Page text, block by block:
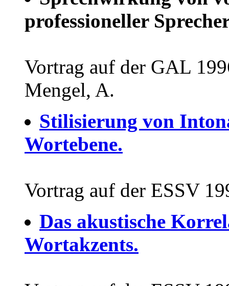
professioneller
Vortrag auf der GAL
Mengel, A.
Stilisierung von
Wortebene.
Vortrag auf der ESSV
Das akustische
Wortakzents.